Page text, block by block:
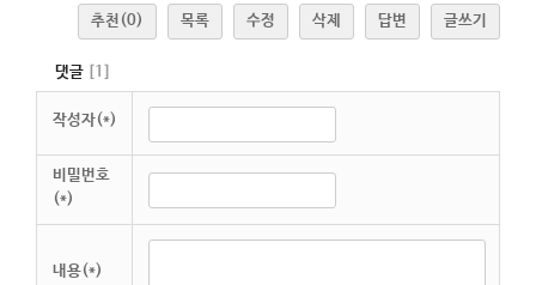
추천 (0) 목록 수정 삭제 답변 글쓰기
댓글 [1 ]
작성자(*)
비밀번호
(*)
내용(*)